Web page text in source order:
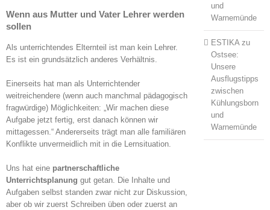
Wenn aus Mutter und Vater Lehrer werden
sollen
Als unterrichtendes Elternteil ist man kein Lehrer.
Es ist ein grundsätzlich anderes Verhältnis.
Einerseits hat man als Unterrichtender
weitreichendere (wenn auch manchmal pädagogisch
fragwürdige) Möglichkeiten: „Wir machen diese
Aufgabe jetzt fertig, erst danach können wir
mittagessen.“ Andererseits trägt man alle familiären
Konflikte unvermeidlich mit in die Lernsituation.
Uns hat eine partnerschaftliche
Unterrichtsplanung gut getan. Die Inhalte und
Aufgaben selbst standen zwar nicht zur Diskussion,
aber ob wir zuerst Schreiben üben oder zuerst an
und
Warnemünde
ESTIKAzu
Ostsee:
Unsere
Ausflugstipps
zwischen
Kühlungsborn
und
Warnemünde